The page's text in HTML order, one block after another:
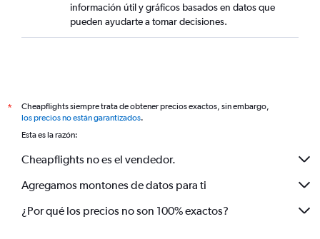
información útil y gráficos basados en datos que
pueden ayudarte a tomar decisiones.
*
Cheapflights siempre trata de obtener precios exactos, sin embargo,
los precios no están garantizados.
Esta es la razón:
Cheapflights no es el vendedor.
Agregamos montones de datos para ti
¿Por qué los precios no son 100% exactos?